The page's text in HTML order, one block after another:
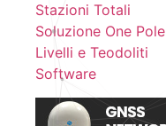
Stazioni Totali
Soluzione One Pole
Livelli e Teodoliti
Software